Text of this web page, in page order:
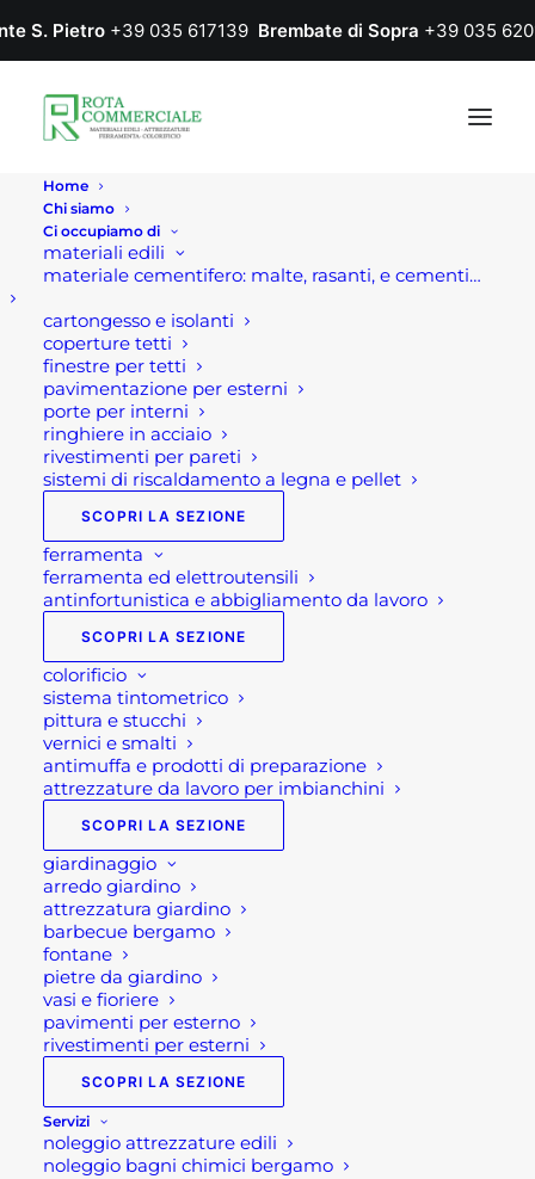
S. Pietro +39 035 617139 Brembate di Sopra +39 035
Home
Chi siamo
Ci occupiamo di
materiali edili
materiale cementifero: malte, rasanti, e cementi…
cartongesso e isolanti
coperture tetti
finestre per tetti
pavimentazione per esterni
porte per interni
ringhiere in acciaio
rivestimenti per pareti
sistemi di riscaldamento a legna e pellet
SCOPRI LA SEZIONE
ferramenta
ferramenta ed elettroutensili
antinfortunistica e abbigliamento da lavoro
SCOPRI LA SEZIONE
colorificio
sistema tintometrico
pittura e stucchi
vernici e smalti
antimuffa e prodotti di preparazione
attrezzature da lavoro per imbianchini
SCOPRI LA SEZIONE
giardinaggio
arredo giardino
attrezzatura giardino
barbecue bergamo
fontane
pietre da giardino
vasi e fioriere
pavimenti per esterno
rivestimenti per esterni
SCOPRI LA SEZIONE
Servizi
noleggio attrezzature edili
noleggio bagni chimici bergamo
Home Prodotto Colore S 0520-R50B
S 0520-R50B